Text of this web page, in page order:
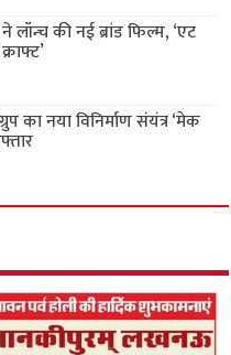
लॉन्च की नई ब्रांड फिल्म, ‘एट
का नया विनिर्माण संयंत्र ‘मेक